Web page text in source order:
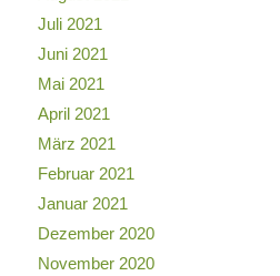
Juli 2021
Juni 2021
Mai 2021
April 2021
März 2021
Februar 2021
Januar 2021
Dezember 2020
November 2020